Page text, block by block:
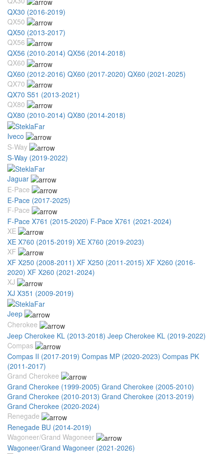
QX30 (2016-2019)
QX50
QX50 (2013-2017)
QX56
QX56 (2010-2014) QX56 (2014-2018)
QX60
QX60 (2012-2016) QX60 (2017-2020) QX60 (2021-2025)
QX70
QX70 S51 (2013-2021)
QX80
QX80 (2010-2014) QX80 (2014-2018)
Iveco
S-Way
S-Way (2019-2022)
Jaguar
E-Pace
E-Pace (2017-2025)
F-Pace
F-Pace X761 (2015-2020) F-Pace X761 (2021-2024)
XE
XE X760 (2015-2019) XE X760 (2019-2023)
XF
XF X250 (2008-2011) XF X250 (2011-2015) XF X260 (2016-
2020) XF X260 (2021-2024)
XJ
XJ X351 (2009-2019)
Jeep
Cherokee
Jeep Cherokee KL (2013-2018) Jeep Cherokee KL (2019-2022)
Compas
Compas II (2017-2019) Compas MP (2020-2023) Compas PK
(2011-2017)
Grand Cherokee
Grand Cherokee (1999-2005) Grand Cherokee (2005-2010)
Grand Cherokee (2010-2013) Grand Cherokee (2013-2019)
Grand Cherokee (2020-2024)
Renegade
Renegade BU (2014-2019)
Wagoneer/Grand Wagoneer
Wagoneer/Grand Wagoneer (2021-2026)